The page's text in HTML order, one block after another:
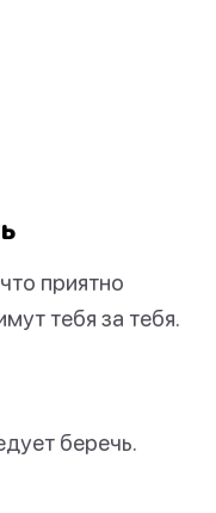
приятно
тебя за тебя.
беречь.